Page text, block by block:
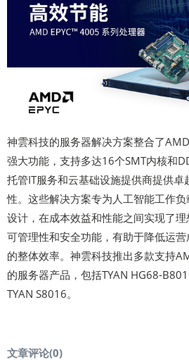
神雲科技的服务器解决方案整合了
强大功能，支持多达16个SMT内核和
托管IT服务和云基础设施提供商提供
性。这些解决方案专为人工智能工作
设计，在成本效益和性能之间实现了
可管理性和安全功能，有助于降低运
的整体效率。神雲科技推出多款支持
的服务器产品，包括TYAN HG68-
TYAN S8016。
文章评论(0)